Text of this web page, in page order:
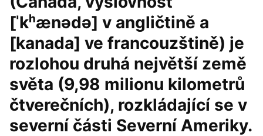
[ˈkʰænədə] v angličtině a
[kanada] ve francouzštině) je
rozlohou druhá největší země
světa (9,98 milionu kilometrů
čtverečních), rozkládající se v
severní části Severní Ameriky.